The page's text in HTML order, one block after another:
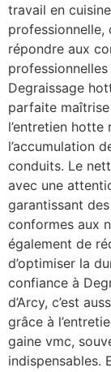
travail en
professionnelle,
répondre aux
professionnelles
Degraissage
parfaite
l’entretien
l’accumulation
conduits. Le
avec une
garantissant
conformes aux
également de
d’optimiser la
confiance à
d’Arcy, c’est
grâce à
gaine vmc,
indispensables.